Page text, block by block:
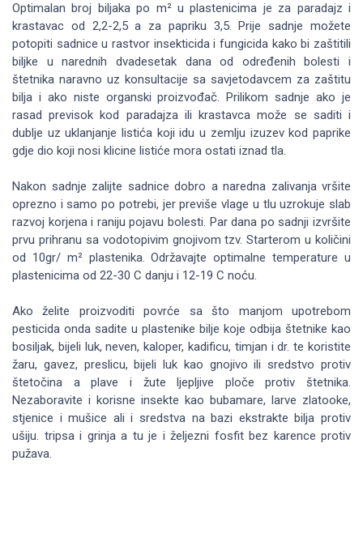
Optimalan broj biljaka po m² u plastenicima je za paradajz i
krastavac od 2,2-2,5 a za papriku 3,5. Prije sadnje možete
potopiti sadnice u rastvor insekticida i fungicida kako bi zaštitili
biljke u narednih dvadesetak dana od određenih bolesti i
štetnika naravno uz konsultacije sa savjetodavcem za zaštitu
bilja i ako niste organski proizvođač. Prilikom sadnje ako je
rasad previsok kod paradajza ili krastavca može se saditi i
dublje uz uklanjanje listića koji idu u zemlju izuzev kod paprike
gdje dio koji nosi klicine listiće mora ostati iznad tla.
Nakon sadnje zalijte sadnice dobro a naredna zalivanja vršite
oprezno i samo po potrebi, jer previše vlage u tlu uzrokuje slab
razvoj korjena i raniju pojavu bolesti. Par dana po sadnji izvršite
prvu prihranu sa vodotopivim gnojivom tzv. Starterom u količini
od 10gr/ m² plastenika. Održavajte optimalne temperature u
plastenicima od 22-30 C danju i 12-19 C noću.
Ako želite proizvoditi povrće sa što manjom upotrebom
pesticida onda sadite u plastenike bilje koje odbija štetnike kao
bosiljak, bijeli luk, neven, kaloper, kadificu, timjan i dr. te koristite
žaru, gavez, preslicu, bijeli luk kao gnojivo ili sredstvo protiv
štetočina a plave i žute ljepljive ploče protiv štetnika.
Nezaboravite i korisne insekte kao bubamare, larve zlatooke,
stjenice i mušice ali i sredstva na bazi ekstrakte bilja protiv
ušiju. tripsa i grinja a tu je i željezni fosfit bez karence protiv
pužava.